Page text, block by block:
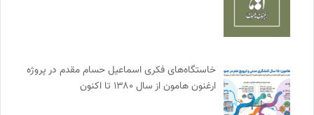
خاستگاه‌های فکری اسماعیل حسام مقدم در پروژه
ارغنون هامون از سال ۱۳۸۰ تا اکنون